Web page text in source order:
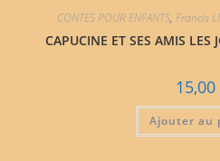
CONTES POUR ENFANTS, Francis
CAPUCINE ET SES AMIS
15,00
Ajouter au